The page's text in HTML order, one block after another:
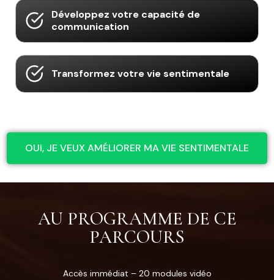
Développez votre capacité de
communication
Transformez votre vie sentimentale
OUI, JE VEUX AMÉLIORER MA VIE SENTIMENTALE
AU PROGRAMME DE CE
PARCOURS
Accès immédiat – 20 modules vidéo